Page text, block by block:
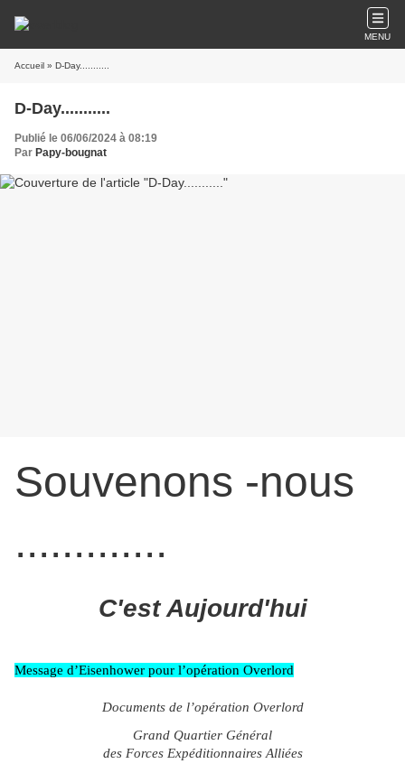
MENU
Accueil » D-Day...........
D-Day...........
Publié le 06/06/2024 à 08:19
Par Papy-bougnat
Souvenons -nous
.............
C'est Aujourd'hui
Message d’Eisenhower pour l’opération Overlord
Documents de l’opération Overlord
Grand Quartier Général
des Forces Expéditionnaires Alliées